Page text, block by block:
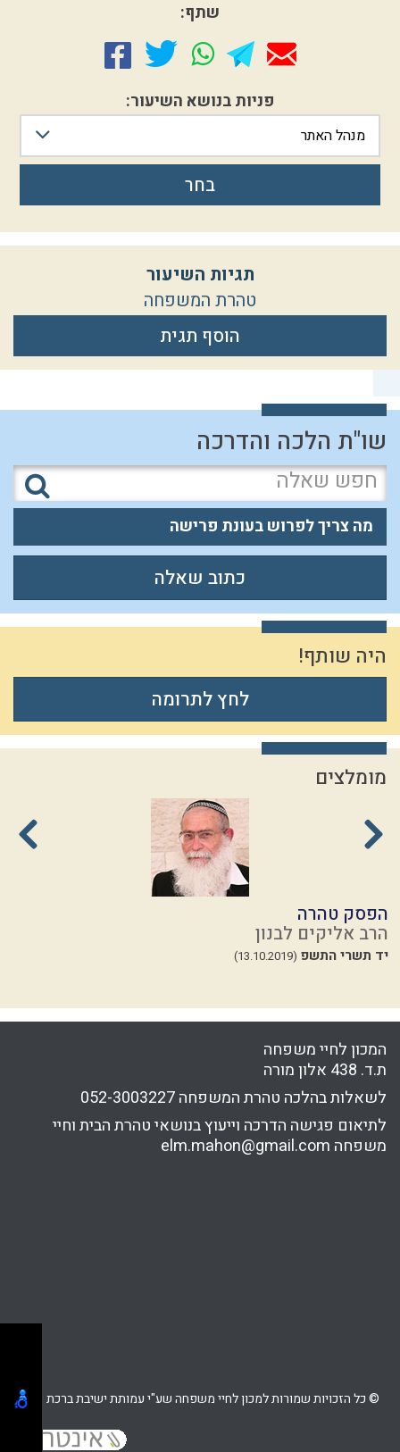
שו"ת הלכה והדרכה
מה צריך לפרוש בעונת פרישה
כתוב שאלה
היה שותף!
לחץ לתרומה
שתף:
פניות בנושא השיעור:
מנהל האתר
בחר
תגיות השיעור
טהרת המשפחה
הוסף תגית
מומלצים
הפסק טהרה
הרב אליקים לבנון
יד תשרי התשפ (13.10.2019)
המכון לחיי משפחה
ת.ד. 438 אלון מורה
לשאלות בהלכה טהרת המשפחה052-3003227
לתיאום פגישה הדרכה וייעוץ בנושאי טהרת הבית וחיי
משפחה elm.mahon@gmail.com
© כל הזכויות שמורות למכון לחיי משפחה שע"י עמותת ישיבת ברכת יוסף